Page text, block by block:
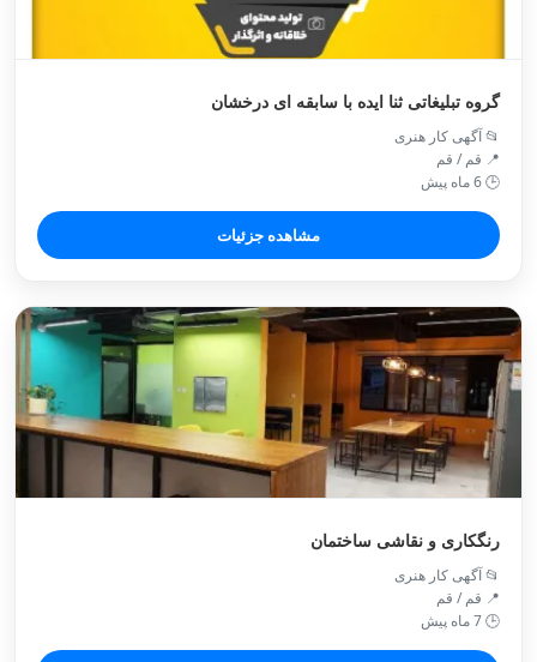
گروه تبلیغاتی ثنا ایده با سابقه ای درخشان
📂 آگهی کار هنری
📍 قم / قم
🕒 6 ماه پیش
مشاهده جزئیات
رنگکاری و نقاشی ساختمان
📂 آگهی کار هنری
📍 قم / قم
🕒 7 ماه پیش